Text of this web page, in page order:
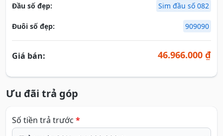
Đầu số đẹp: Sim đầu số 082
Đuôi số đẹp: 909090
Giá bán: 46.966.000 ₫
Ưu đãi trả góp
Số tiền trả trước *